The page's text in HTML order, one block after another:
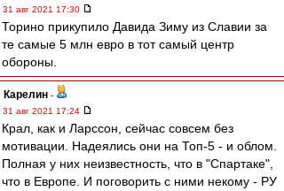
31 авг 2021 17:30
Торино прикупило Давида Зиму из Славии за
те самые 5 млн евро в тот самый центр
обороны.
Карелин -
31 авг 2021 17:24
Крал, как и Ларссон, сейчас совсем без
мотивации. Надеялись они на Топ-5 - и облом.
Полная у них неизвестность, что в "Спартаке",
что в Европе. И поговорить с ними некому - РУ